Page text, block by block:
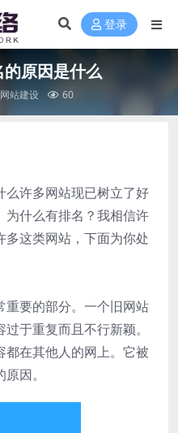
登录
原因是什么
网站建设 60
么许多网站现已树立了好
为什么有排名？我相信许
多这类网站，下面为你处
重要的部分。一个旧网站
于重复而且不行新颖。
在其他人的网上。它被
因。